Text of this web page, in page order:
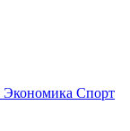
Экономика Спорт